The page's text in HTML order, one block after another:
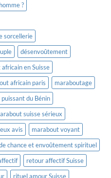
?
sorcellerie
désenvoûtement
en Suisse
africain paris
maraboutage
du Bénin
suisse sérieux
avis
marabout voyant
chance et envoûtement spirituel
retour affectif Suisse
rituel amour Suisse